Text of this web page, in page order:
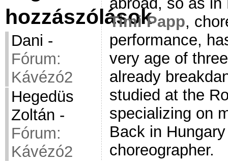
hozzászólások
Dani -
Fórum:
Kávézó2
Hegedüs
Zoltán -
Fórum:
Kávézó2
Timi Papp,
performance,
very age of
already
studied at the
specializing on
Back in
choreographer.